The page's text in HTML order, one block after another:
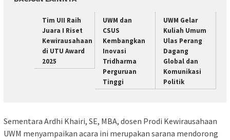
Tim UII Raih
Juara I Riset
Kewirausahaan
di UTU Award
2025
UWM dan
CSUS
Kembangkan
Inovasi
Tridharma
Perguruan
Tinggi
UWM Gelar
Kuliah Umum
Ulas Perang
Dagang
Global dan
Komunikasi
Politik
Sementara Ardhi Khairi, SE, MBA, dosen Prodi Kewirausahaan
UWM menyampaikan acara ini merupakan sarana mendorong